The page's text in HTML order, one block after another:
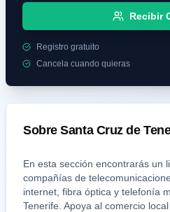
Recibir
Registro gratuito
Cancela cuando quieras
SobreSanta Cruz de
En esta sección encontrarás un
compañías de
internet, fibra óptica y telefonía
Tenerife . Apoya al comercio